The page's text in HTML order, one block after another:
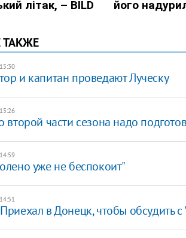
ТАКЖЕ
и капитан проведают Луческу
второй части сезона надо
уже не беспокоит"
в Донецк, чтобы обсудить